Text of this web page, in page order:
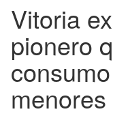
Vitoria
pionero
menores